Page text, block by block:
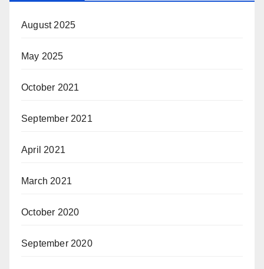
August 2025
May 2025
October 2021
September 2021
April 2021
March 2021
October 2020
September 2020